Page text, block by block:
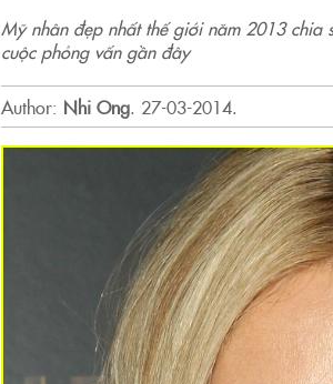
Mỹ nhân đẹp nhất thế giới năm 2013 chia
cuộc phỏng vấn gần đây
Author: Nhi Ong. 27-03-2014.